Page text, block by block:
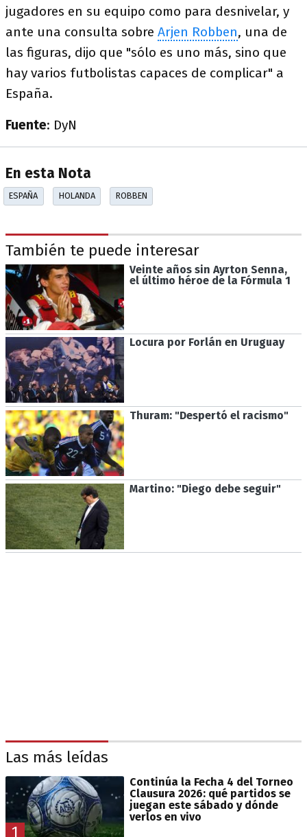
jugadores en su equipo como para desnivelar, y
ante una consulta sobre Arjen Robben, una de
las figuras, dijo que "sólo es uno más, sino que
hay varios futbolistas capaces de complicar" a
España.
Fuente: DyN
En esta Nota
ESPAÑA HOLANDA ROBBEN
También te puede interesar
Veinte años sin Ayrton Senna,
el último héroe de la Fórmula 1
Locura por Forlán en Uruguay
Thuram: "Despertó el racismo"
Martino: "Diego debe seguir"
Las más leídas
1
Continúa la Fecha 4 del Torneo
Clausura 2026: qué partidos se
juegan este sábado y dónde
verlos en vivo